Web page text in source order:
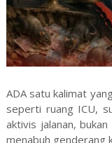
ADA satu kalimat
seperti ruang ICU,
aktivis jalanan,
menabuh genderang